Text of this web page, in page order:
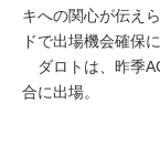
キへの関心が伝え
ドで出場機会確保
ダロトは、昨季
合に出場。